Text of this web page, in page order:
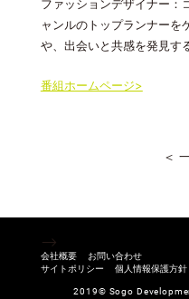
ャンルのトップランナーを
や、出会いと共感を発見す
番組ホームページ>
＜
-->
会社概要
お問い合わせ
サイトポリシー
個人情報保護方針
2019© Sogo